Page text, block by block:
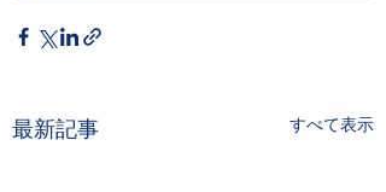
最新記事 すべて表示